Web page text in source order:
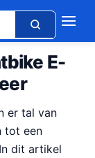
E-
er tal van
tot een
dit artikel